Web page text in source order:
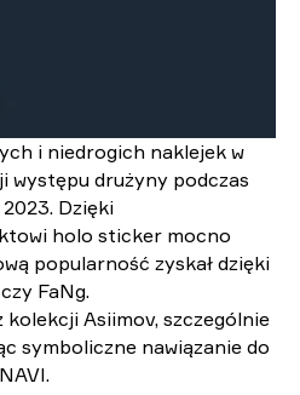
i niedrogich naklejek w
występu drużyny podczas
Dzięki
holo sticker mocno
popularność zyskał dzięki
FaNg.
kolekcji Asiimov, szczególnie
symboliczne nawiązanie do